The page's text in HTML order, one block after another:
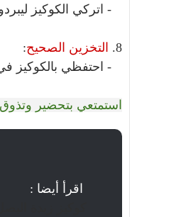
- اتركي الكوكيز
8. التخزين الصحيح:
- احتفظي بالكوكيز
استمتعي بتحضير
اقرأ أيضا :